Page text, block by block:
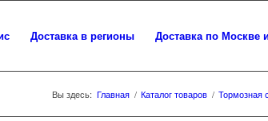
Доставка в регионы Доставка по Москве
Вы здесь: Главная / Каталог товаров / Тормозная